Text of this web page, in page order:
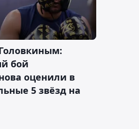
бой
оценили в
5 звёзд на